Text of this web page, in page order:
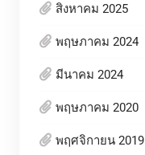
สิงหาคม 2025
พฤษภาคม 2024
มีนาคม 2024
พฤษภาคม 2020
พฤศจิกายน 2019